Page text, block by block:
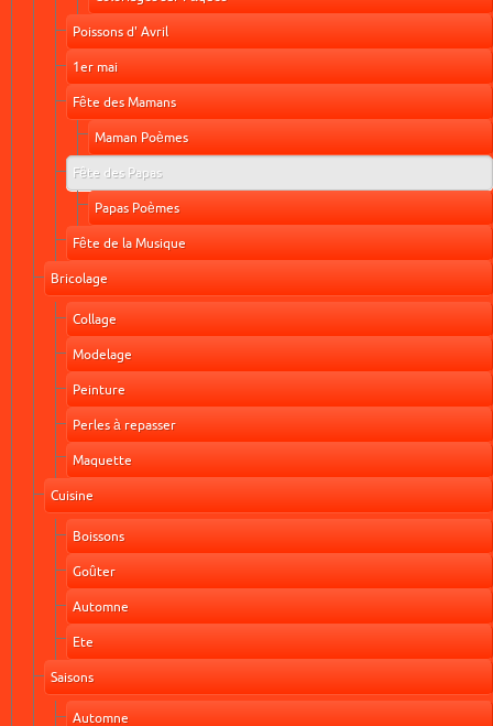
Poissons d' Avril
1er mai
Fête des Mamans
Maman Poèmes
Fête des Papas
Papas Poèmes
Fête de la Musique
Bricolage
Collage
Modelage
Peinture
Perles à repasser
Maquette
Cuisine
Boissons
Goûter
Automne
Ete
Saisons
Automne